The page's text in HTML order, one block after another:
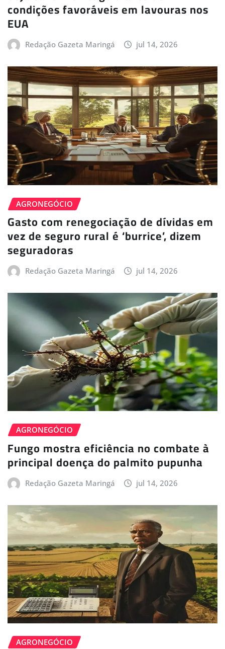
condições favoráveis em lavouras nos
EUA
Redação Gazeta Maringá jul 14, 2026
AGRONEGÓCIO
Gasto com renegociação de dívidas em
vez de seguro rural é ‘burrice’, dizem
seguradoras
Redação Gazeta Maringá jul 14, 2026
AGRONEGÓCIO
Fungo mostra eficiência no combate à
principal doença do palmito pupunha
Redação Gazeta Maringá jul 14, 2026
AGRONEGÓCIO